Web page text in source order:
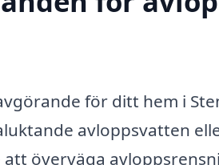
för ditt hem i
avloppsvatten
överväga